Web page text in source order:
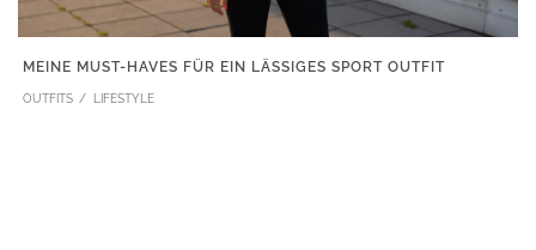
MEINE MUST-HAVES FÜR EIN LÄSSIGES SPORT OUTFIT
OUTFITS LIFESTYLE